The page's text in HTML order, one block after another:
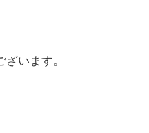
います。